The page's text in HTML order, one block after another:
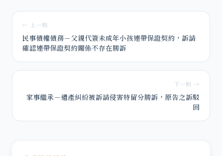
← 上一則
民事債權債務－父親代簽未成年小孩連帶保證契約，訴請
確認連帶保證契約關係不存在勝訴
下一則 →
家事繼承－遺產糾紛被訴請侵害特留分勝訴，原告之訴駁
回